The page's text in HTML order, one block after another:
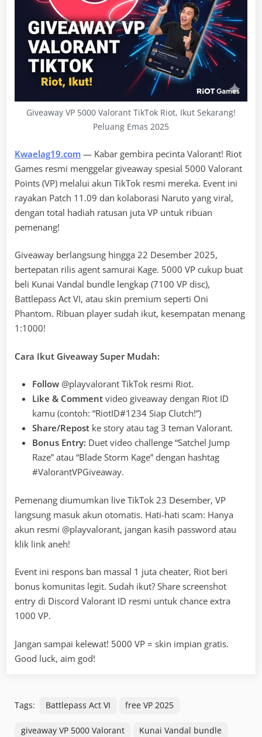
Giveaway VP 5000 Valorant TikTok Riot, Ikut Sekarang!
Peluang Emas 2025
Kwaelag19.com — Kabar gembira pecinta Valorant! Riot
Games resmi menggelar giveaway spesial 5000 Valorant
Points (VP) melalui akun TikTok resmi mereka. Event ini
rayakan Patch 11.09 dan kolaborasi Naruto yang viral,
dengan total hadiah ratusan juta VP untuk ribuan
pemenang!
Giveaway berlangsung hingga 22 Desember 2025,
bertepatan rilis agent samurai Kage. 5000 VP cukup buat
beli Kunai Vandal bundle lengkap (7100 VP disc),
Battlepass Act VI, atau skin premium seperti Oni
Phantom. Ribuan player sudah ikut, kesempatan menang
1:1000!
Cara Ikut Giveaway Super Mudah:
Follow @playvalorant TikTok resmi Riot.
Like & Comment video giveaway dengan Riot ID
kamu (contoh: “RiotID#1234 Siap Clutch!”)
Share/Repost ke story atau tag 3 teman Valorant.
Bonus Entry: Duet video challenge “Satchel Jump
Raze” atau “Blade Storm Kage” dengan hashtag
#ValorantVPGiveaway.
Pemenang diumumkan live TikTok 23 Desember, VP
langsung masuk akun otomatis. Hati-hati scam: Hanya
akun resmi @playvalorant, jangan kasih password atau
klik link aneh!
Event ini respons ban massal 1 juta cheater, Riot beri
bonus komunitas legit. Sudah ikut? Share screenshot
entry di Discord Valorant ID resmi untuk chance extra
1000 VP.
Jangan sampai kelewat! 5000 VP = skin impian gratis.
Good luck, aim god!
Tags: Battlepass Act VI free VP 2025
giveaway VP 5000 Valorant Kunai Vandal bundle